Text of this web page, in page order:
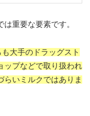
重要な要素です。
も大手のドラッグスト
ップなどで取り扱われ
らいミルクではありま